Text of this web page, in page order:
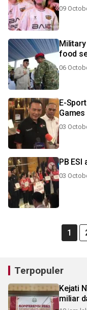
09
food
06
E-
Games
03
PB
03
1
Terpopuler
Kejati
miliar